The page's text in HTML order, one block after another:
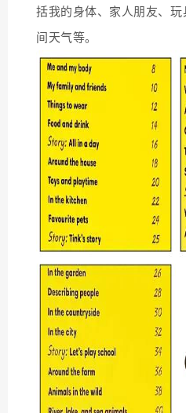
括我的身体、家人朋友、
间天气等。